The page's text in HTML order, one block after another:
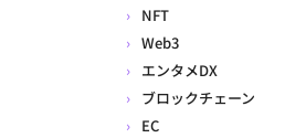
NFT
Web3
エンタメDX
ブロックチェーン
EC